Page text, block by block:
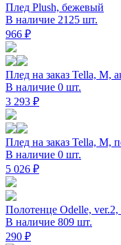
Плед Plush, бежевый
В наличие 2125 шт.
966 ₽
Плед на заказ Tella, M,
В наличие 0 шт.
3 293 ₽
Плед на заказ Tella, M,
В наличие 0 шт.
5 026 ₽
Полотенце Odelle,
В наличие 809 шт.
290 ₽